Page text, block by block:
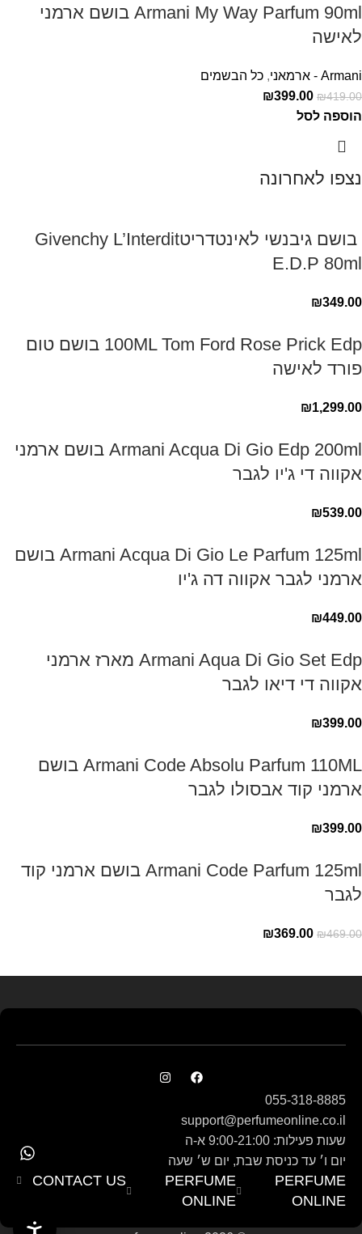
Armani My Way Parfum 90ml בושם ארמני
לאישה
Armani - ארמאני , כל הבשמים
₪419.00
₪399.00
הוספה לסל
נצפו לאחרונה
‏ בושם גיבנשי לאינטדריטGivenchy L’Interdit
E.D.P 80ml ‏
₪349.00
100ML Tom Ford Rose Prick Edp בושם טום
פורד לאישה
₪1,299.00
Armani Acqua Di Gio Edp 200ml בושם ארמני
אקווה די ג'יו לגבר
₪539.00
Armani Acqua Di Gio Le Parfum 125ml בושם
ארמני לגבר אקווה דה ג'יו
₪449.00
Armani Aqua Di Gio Set Edp מארז ארמני
אקווה די דיאו לגבר
₪399.00
Armani Code Absolu Parfum 110ML בושם
ארמני קוד אבסולו לגבר
₪399.00
Armani Code Parfum 125ml בושם ארמני קוד
לגבר
₪469.00
₪369.00
055-318-8885
support@perfumeonline.co.il
שעות פעילות: 9:00-21:00 א-ה
יום ו׳ עד כניסת שבת, יום ש׳ שעה
PERFUME
ONLINE
PERFUME
ONLINE
CONTACT US